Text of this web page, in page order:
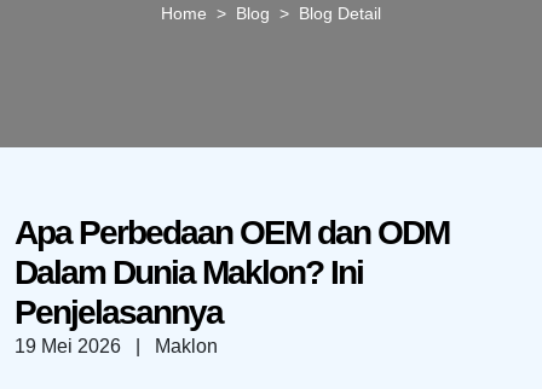
Home > Blog > Blog Detail
Apa Perbedaan OEM dan ODM
Dalam Dunia Maklon? Ini
Penjelasannya
19 Mei 2026 | Maklon